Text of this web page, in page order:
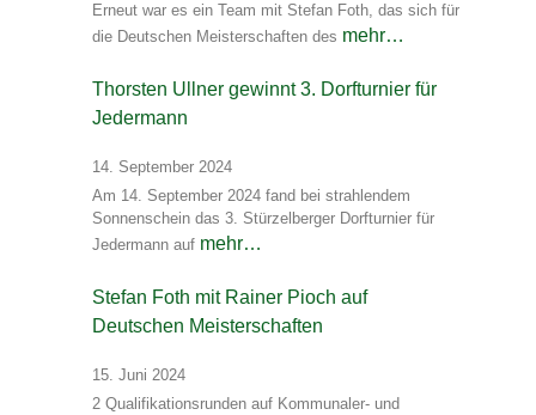
Erneut war es ein Team mit Stefan Foth, das sich für
die Deutschen Meisterschaften des mehr…
Thorsten Ullner gewinnt 3. Dorfturnier für
Jedermann
14. September 2024
Am 14. September 2024 fand bei strahlendem
Sonnenschein das 3. Stürzelberger Dorfturnier für
Jedermann auf mehr…
Stefan Foth mit Rainer Pioch auf
Deutschen Meisterschaften
15. Juni 2024
2 Qualifikationsrunden auf Kommunaler- und